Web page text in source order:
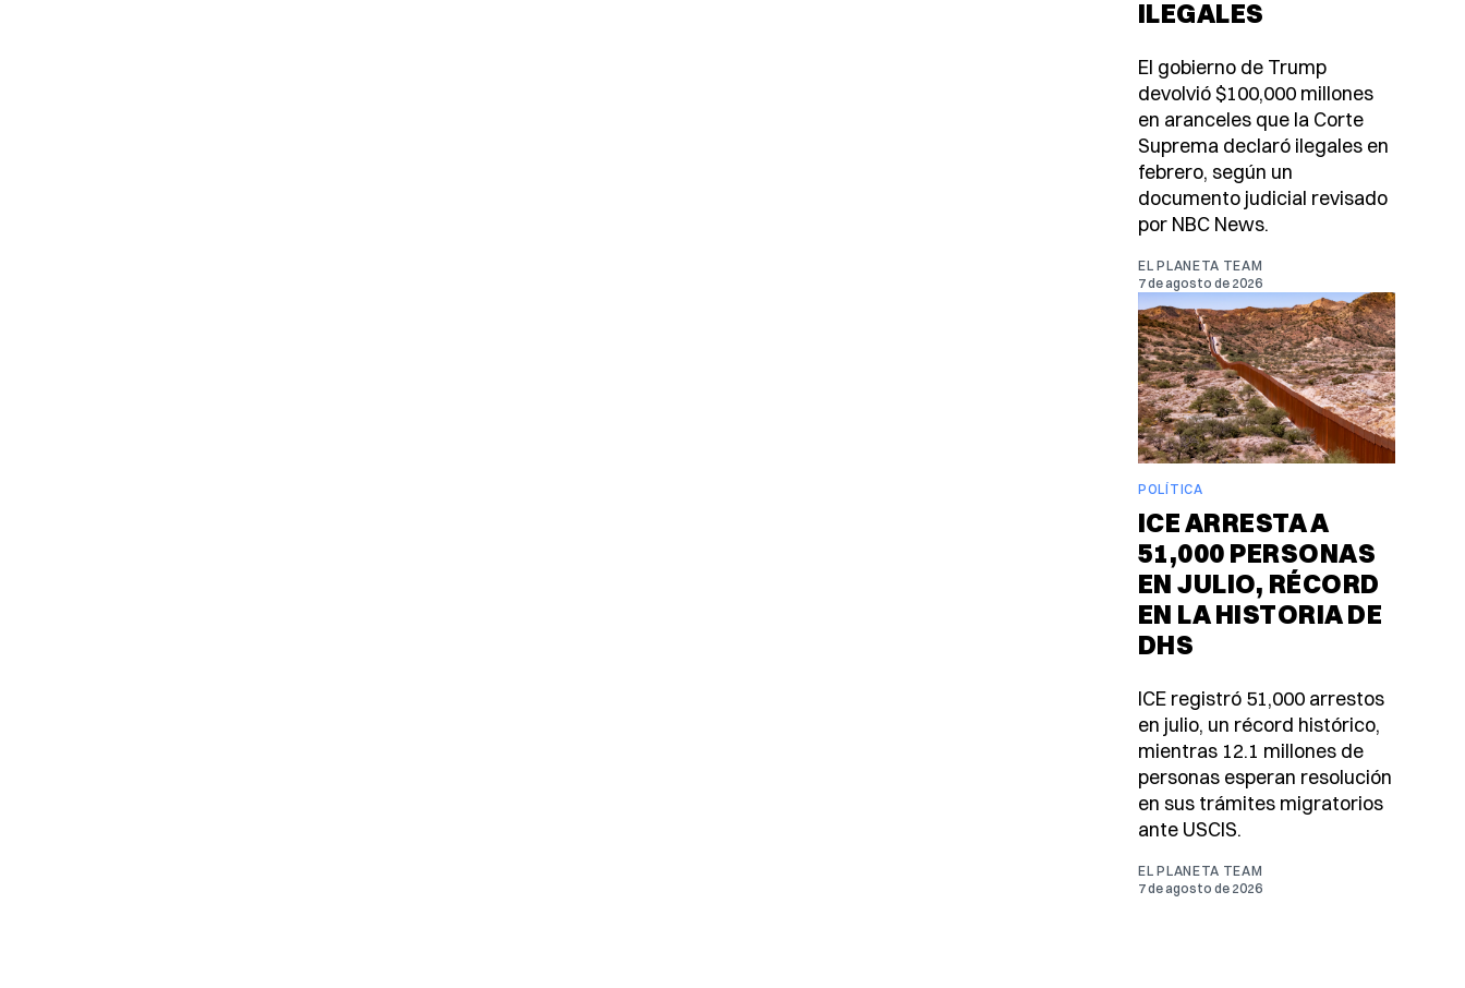
ILEGALES
El gobierno de Trump
devolvió $100,000 millones
en aranceles que la Corte
Suprema declaró ilegales en
febrero, según un
documento judicial revisado
por NBC News.
EL PLANETA TEAM
7 de agosto de 2026
POLÍTICA
ICE ARRESTA A
51,000 PERSONAS
EN JULIO, RÉCORD
EN LA HISTORIA DE
DHS
ICE registró 51,000 arrestos
en julio, un récord histórico,
mientras 12.1 millones de
personas esperan resolución
en sus trámites migratorios
ante USCIS.
EL PLANETA TEAM
7 de agosto de 2026